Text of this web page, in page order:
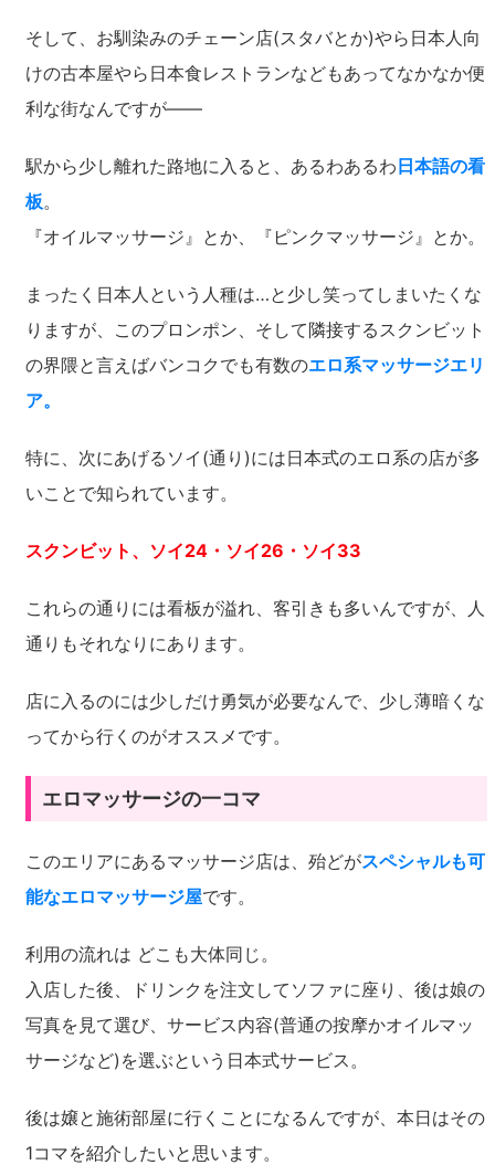
そして、お馴染みのチェーン店(スタバとか)やら日本人向
けの古本屋やら日本食レストランなどもあってなかなか便
利な街なんですが――
駅から少し離れた路地に入ると、あるわあるわ日本語の看
板。
『オイルマッサージ』とか、『ピンクマッサージ』とか。
まったく日本人という人種は…と少し笑ってしまいたくな
りますが、このプロンポン、そして隣接するスクンビット
の界隈と言えばバンコクでも有数のエロ系マッサージエリ
ア。
特に、次にあげるソイ(通り)には日本式のエロ系の店が多
いことで知られています。
スクンビット、ソイ24・ソイ26・ソイ33
これらの通りには看板が溢れ、客引きも多いんですが、人
通りもそれなりにあります。
店に入るのには少しだけ勇気が必要なんで、少し薄暗くな
ってから行くのがオススメです。
エロマッサージの一コマ
このエリアにあるマッサージ店は、殆どがスペシャルも可
能なエロマッサージ屋です。
利用の流れは どこも大体同じ。
入店した後、ドリンクを注文してソファに座り、後は娘の
写真を見て選び、サービス内容(普通の按摩かオイルマッ
サージなど)を選ぶという日本式サービス。
後は嬢と施術部屋に行くことになるんですが、本日はその
1コマを紹介したいと思います。